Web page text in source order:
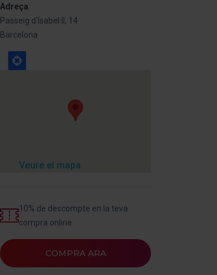
Adreça
Passeig d'Isabel II, 14
Barcelona
Veure el mapa
10% de descompte en la teva
compra online
COMPRA ARA